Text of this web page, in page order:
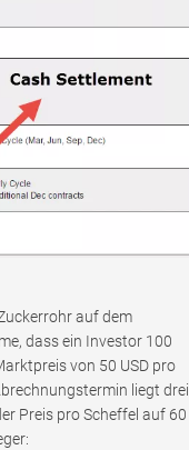
auf dem
dass ein Investor 100
von 50 USD pro
liegt drei
Preis pro Scheffel auf 60